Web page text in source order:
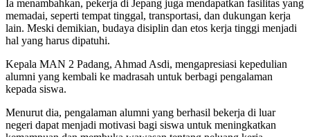
Ia menambahkan, pekerja di Jepang juga mendapatkan fasilitas yang
memadai, seperti tempat tinggal, transportasi, dan dukungan kerja
lain. Meski demikian, budaya disiplin dan etos kerja tinggi menjadi
hal yang harus dipatuhi.
Kepala MAN 2 Padang, Ahmad Asdi, mengapresiasi kepedulian
alumni yang kembali ke madrasah untuk berbagi pengalaman
kepada siswa.
Menurut dia, pengalaman alumni yang berhasil bekerja di luar
negeri dapat menjadi motivasi bagi siswa untuk meningkatkan